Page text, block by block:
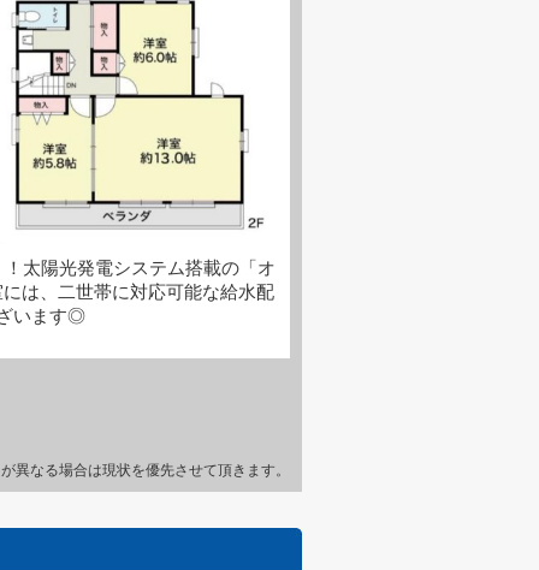
太陽光発電システム搭載の「オ
は、二世帯に対応可能な給水配
います◎
異なる場合は現状を優先させて頂きます。